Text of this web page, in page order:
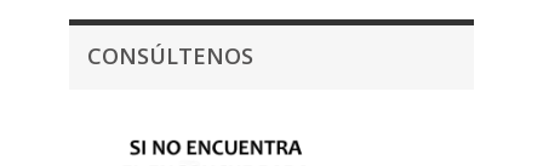
CONSÚLTENOS